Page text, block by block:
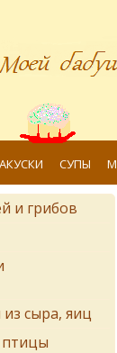
СУПЫ
и грибов
сыра, яиц
птицы